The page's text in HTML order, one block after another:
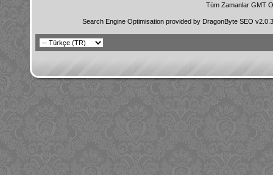
Tüm Zamanlar GMT
Search Engine Optimisation provided by DragonByte SEO